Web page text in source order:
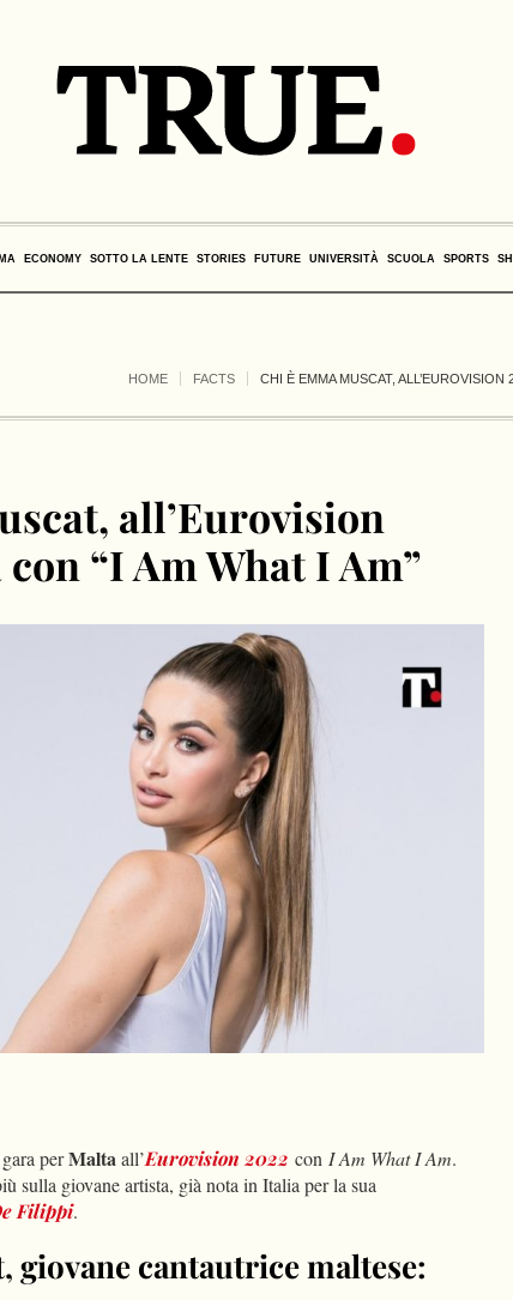
ECONOMY SOTTO LA LENTE STORIES FUTURE UNIVERSITÀ SCUOLA SPORTS
HOME FACTS CHI È EMMA MUSCAT, ALL’EUROVISION
all’Eurovision
“I Am What I Am”
perMaltaall’Eurovision 2022 con I Am What I Am.
sulla giovane artista, già nota in Italia per la sua
Filippi.
giovane cantautrice maltese: